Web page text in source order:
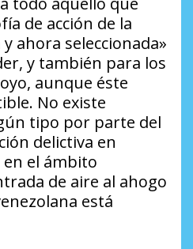
de acción de la
ahora seleccionada»
y también para los
aunque éste
No existe
tipo por parte del
delictiva en
el ámbito
de aire al ahogo
está